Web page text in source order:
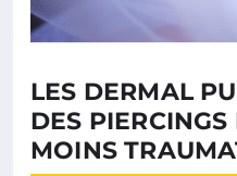
LES DERMAL
DES
MOINS